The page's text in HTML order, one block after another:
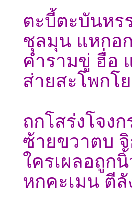
ตะบี้ตะบันหร
ชุลมุน แหกอ
คำรามขู่ ฮื่อ
ส่ายสะโพกโ
ถกโสร่งโจง
ซ้ายขวาตบ
ใครเผลอถูก
หกคะเมน ตี